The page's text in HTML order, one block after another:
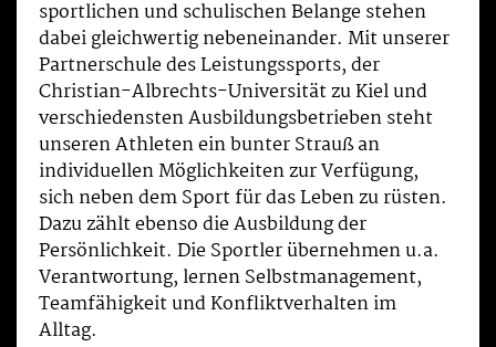
sportlichen und schulischen Belange stehen
dabei gleichwertig nebeneinander. Mit unserer
Partnerschule des Leistungssports, der
Christian-Albrechts-Universität zu Kiel und
verschiedensten Ausbildungsbetrieben steht
unseren Athleten ein bunter Strauß an
individuellen Möglichkeiten zur Verfügung,
sich neben dem Sport für das Leben zu rüsten.
Dazu zählt ebenso die Ausbildung der
Persönlichkeit. Die Sportler übernehmen u.a.
Verantwortung, lernen Selbstmanagement,
Teamfähigkeit und Konfliktverhalten im
Alltag.